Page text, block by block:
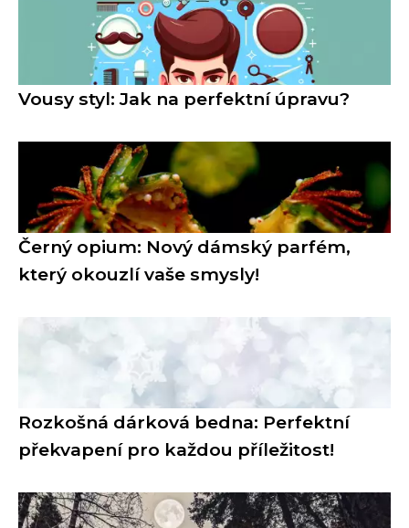
Vousy styl: Jak na perfektní úpravu?
Černý opium: Nový dámský parfém,
který okouzlí vaše smysly!
Rozkošná dárková bedna: Perfektní
překvapení pro každou příležitost!